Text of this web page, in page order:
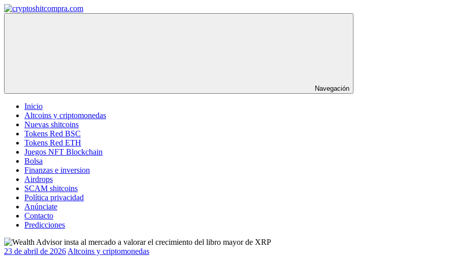
Saltar
al
Navegación
Inicio
Altcoins y criptomonedas
Nuevas shitcoins
Tokens Red BSC
Tokens Red ETH
Juegos NFT Blockchain
Bolsa
Finanzas e inversion
Airdrops
SCAM shitcoins
Política privacidad
Anúnciate
Contacto
Predicciones
23 de abril de 2026 Altcoins y criptomonedas